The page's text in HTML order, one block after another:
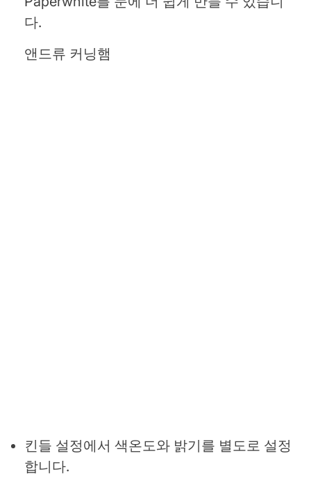
다.
앤드류 커닝햄
킨들 설정에서 색온도와 밝기를 별도로 설정
합니다.